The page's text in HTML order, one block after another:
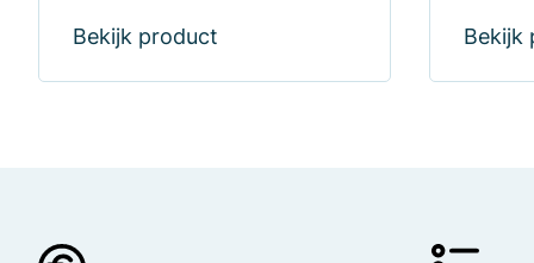
Bekijk product Bekijk